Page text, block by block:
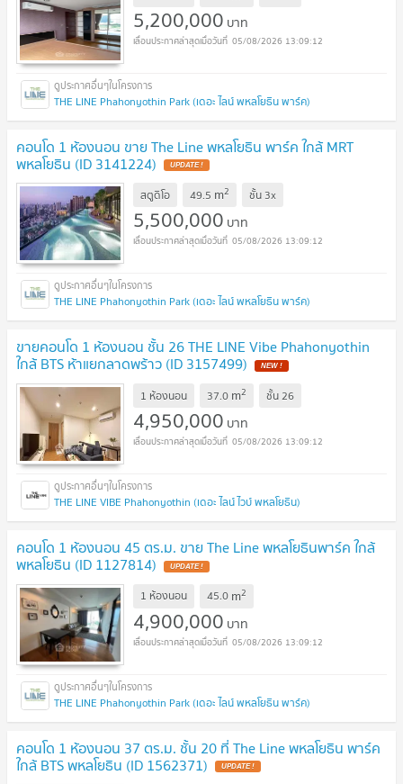
5,200,000 บาท
05/08/2026 13:09:12
THE LINE Phahonyothin Park (เดอะ ไลน์ พหลโยธิน พาร์ค)
คอนโด 1 ห้องนอน ขาย The Line พหลโยธิน พาร์ค ใกล้ MRT
พหลโยธิน (ID 3141224) UPDATE !
สตูดิโอ 49.5 m2 ชั้น 3x
5,500,000 บาท
05/08/2026 13:09:12
THE LINE Phahonyothin Park (เดอะ ไลน์ พหลโยธิน พาร์ค)
ขายคอนโด 1 ห้องนอน ชั้น 26 THE LINE Vibe Phahonyothin
ใกล้ BTS ห้าแยกลาดพร้าว (ID 3157499) NEW !
1 ห้องนอน 37.0 m2 ชั้น26
4,950,000 บาท
05/08/2026 13:09:12
THE LINE VIBE Phahonyothin (เดอะ ไลน์ ไวบ์ พหลโยธิน)
คอนโด 1 ห้องนอน 45 ตร.ม. ขาย The Line พหลโยธินพาร์ค ใกล้
พหลโยธิน (ID 1127814) UPDATE !
1 ห้องนอน 45.0 m2
4,900,000 บาท
05/08/2026 13:09:12
THE LINE Phahonyothin Park (เดอะ ไลน์ พหลโยธิน พาร์ค)
คอนโด 1 ห้องนอน 37 ตร.ม. ชั้น 20 ที่ The Line พหลโยธิน พาร์ค
ใกล้ BTS พหลโยธิน (ID 1562371) UPDATE !